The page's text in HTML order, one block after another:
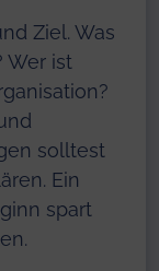
Ziel. Was
Wer ist
solltest
Ein
spart